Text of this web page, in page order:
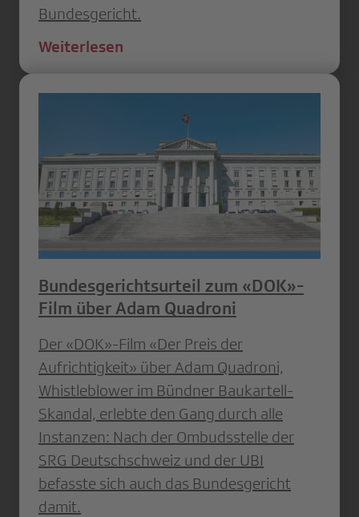
Bundesgericht.
Weiterlesen
Bundesgerichtsurteil zum «DOK»-
Film über Adam Quadroni
Der «DOK»-Film «Der Preis der
Aufrichtigkeit» über Adam Quadroni,
Whistleblower im Bündner Baukartell-
Skandal, erlebte den Gang durch alle
Instanzen: Nach der Ombudsstelle der
SRG Deutschschweiz und der UBI
befasste sich auch das Bundesgericht
damit.